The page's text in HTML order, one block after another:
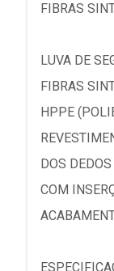
FIBRAS
LUVA DE
FIBRAS
HPPE
DOS
COM